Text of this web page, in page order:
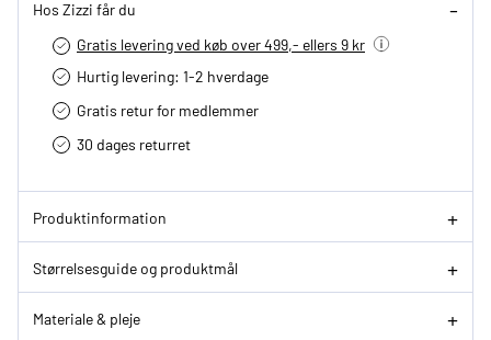
Hos Zizzi får du
Gratis levering ved køb over 499,- ellers 9 kr
Hurtig levering­: 1-2 hverdage
Gratis retur for medlemmer
30 dages returret
Produktinformation
Størrelsesguide og produktmål
Materiale & pleje